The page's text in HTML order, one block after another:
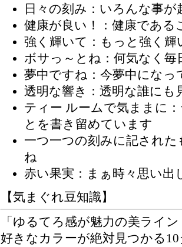
日々の刻み ：いろんな事
健康が良い！：健康である
強く輝いて：もっと強く輝
ボサっ～とね ：何気なく
夢中ですね：今夢中にな
透明な響き：透明な誰にも
ティー ルームで気ままに
とを書き留めています
一つ一つの刻みに記され
ね
赤い果実：まぁ時々思い出
【気まぐれ豆知識】
ゆるてろ感が魅力の美ライ
好きなカラーが絶対見つかる